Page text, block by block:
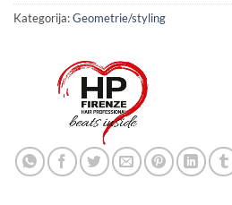
Kategorija:Geometrie/styling